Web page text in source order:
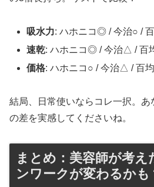
吸水力: ハホニコ◎ / 今治○ /
速乾: ハホニコ◎ / 今治△ / 百
価格: ハホニコ○ / 今治△ / 百
結局、日常使いならコレ一択。
の差を実感してくださいね。
まとめ：美容師が考え
ンワークが変わるかも